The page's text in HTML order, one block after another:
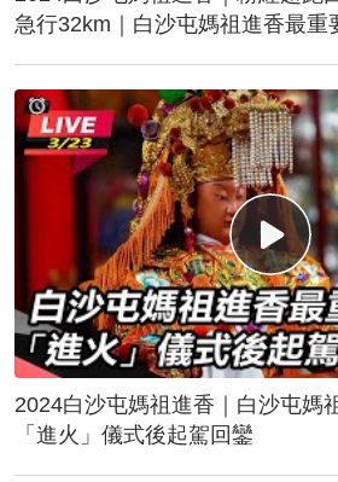
急行32km｜白沙屯媽祖進香最重
2024白沙屯媽祖進香｜白沙屯媽
「進火」儀式後起駕回鑾